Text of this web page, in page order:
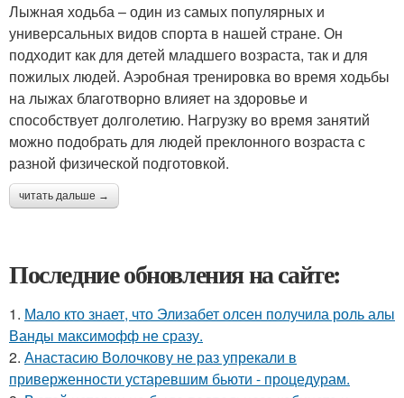
Лыжная ходьба – один из самых популярных и
универсальных видов спорта в нашей стране. Он
подходит как для детей младшего возраста, так и для
пожилых людей. Аэробная тренировка во время ходьбы
на лыжах благотворно влияет на здоровье и
способствует долголетию. Нагрузку во время занятий
можно подобрать для людей преклонного возраста с
разной физической подготовкой.
читать дальше →
Последние обновления на сайте:
1. Мало кто знает, что Элизабет олсен получила роль алы
Ванды максимофф не сразу.
2. Анастасию Волочкову не раз упрекали в
приверженности устаревшим бьюти - процедурам.